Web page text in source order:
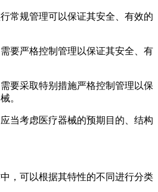
常规管理可以保证其安全、有效的
要严格控制管理以保证其安全、有
要采取特别措施严格控制管理以保
。
当考虑医疗器械的预期目的、结构
，可以根据其特性的不同进行分类